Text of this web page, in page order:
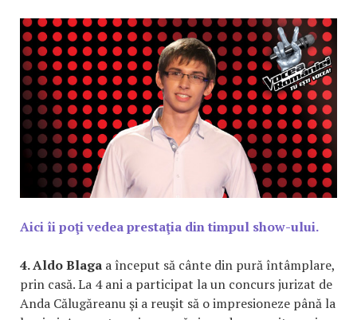
Aici îi poţi vedea prestaţia din timpul show-ului.
4. Aldo Blaga a început să cânte din pură întâmplare,
prin casă. La 4 ani a participat la un concurs jurizat de
Anda Călugăreanu şi a reuşit să o impresioneze până la